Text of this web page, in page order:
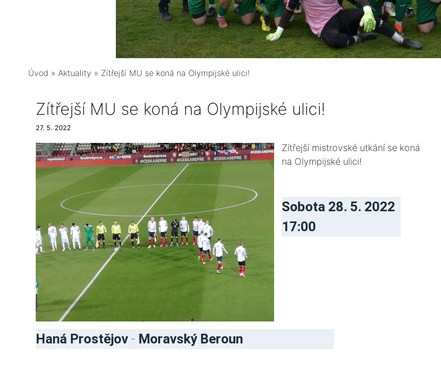
Úvod » Aktuality » Zítřejší MU se koná na Olympijské ulici!
Zítřejší MU se koná na Olympijské ulici!
27. 5. 2022
Zítřejší mistrovské utkání se koná
na Olympijské ulici!
Sobota 28. 5. 2022
17:00
Haná Prostějov - Moravský Beroun